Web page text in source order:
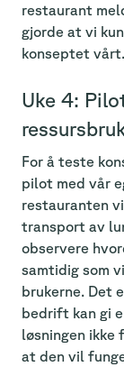
restaurant
gjorde at vi
konseptet vårt.
Uke 4:
For å teste
pilot med vår
restauranten
transport av
observere
samtidig som
brukerne. Det
bedrift kan gi
løsningen ikke
at den vil